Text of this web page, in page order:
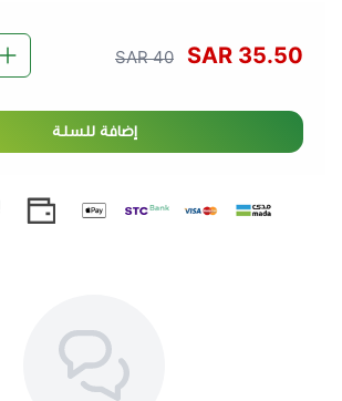
رفيقك في كل وصفة لذيذة.
تصنع الفرق.
35.50 SAR
40 SAR
إضافة للسلة